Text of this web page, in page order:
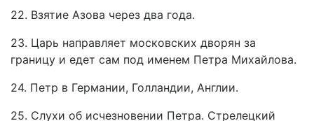
22. Взятие Азова через два года.
23. Царь направляет московских дворян за
границу и едет сам под именем Петра Михайлова.
24. Петр в Германии, Голландии, Англии.
25. Слухи об исчезновении Петра. Стрелецкий